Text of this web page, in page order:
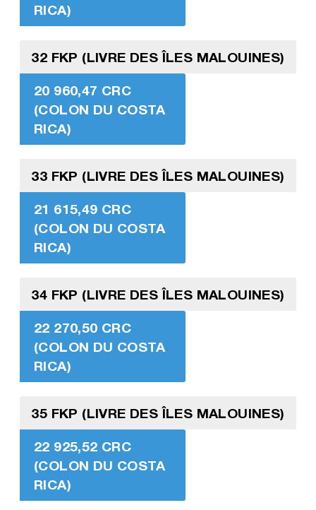
RICA)
32 FKP (LIVRE DES ÎLES MALOUINES)
20 960,47 CRC
(COLON DU COSTA
RICA)
33 FKP (LIVRE DES ÎLES MALOUINES)
21 615,49 CRC
(COLON DU COSTA
RICA)
34 FKP (LIVRE DES ÎLES MALOUINES)
22 270,50 CRC
(COLON DU COSTA
RICA)
35 FKP (LIVRE DES ÎLES MALOUINES)
22 925,52 CRC
(COLON DU COSTA
RICA)